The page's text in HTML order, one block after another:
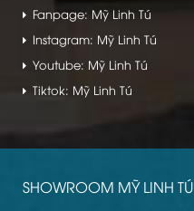
Fanpage: Mỹ Linh Tú
Instagram: Mỹ Linh Tú
Youtube: Mỹ Linh Tú
Tiktok: Mỹ Linh Tú
SHOWROOM MỸ LINH TÚ